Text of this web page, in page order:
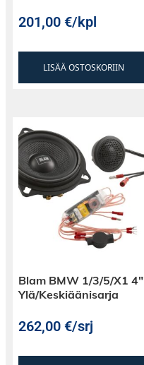
201,00€/kpl
LISÄÄ OSTOSKORIIN
Blam BMW 1/3/5/X1 4″
Ylä/Keskiäänisarja
262,00€/srj